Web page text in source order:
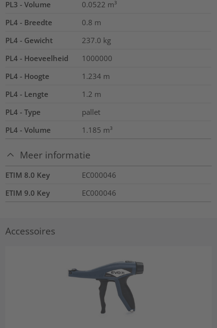
PL3 - Volume 0.0522 m³
PL4 - Breedte
0.8 m
PL4 - Gewicht
237.0 kg
PL4 - Hoeveelheid
1000000
PL4 - Hoogte
1.234 m
PL4 - Lengte
1.2 m
PL4 - Type
pallet
PL4 - Volume
1.185 m³
Meer informatie
ETIM 8.0 Key
EC000046
ETIM 9.0 Key
EC000046
Accessoires